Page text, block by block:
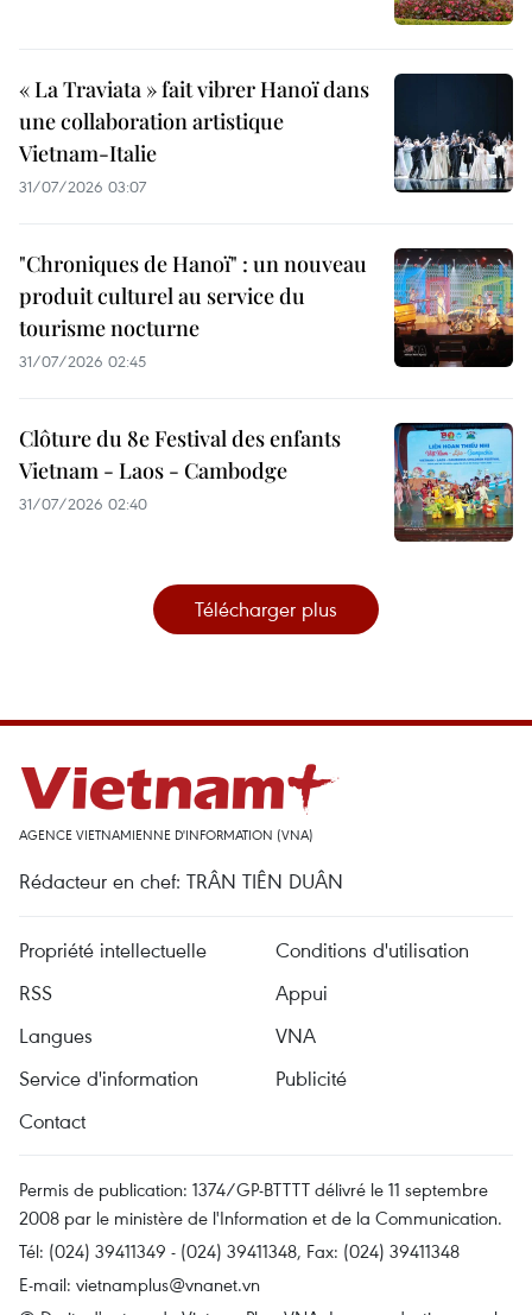
« La Traviata » fait vibrer Hanoï dans
une collaboration artistique
Vietnam-Italie
31/07/2026 03:07
"Chroniques de Hanoï" : un nouveau
produit culturel au service du
tourisme nocturne
31/07/2026 02:45
Clôture du 8e Festival des enfants
Vietnam - Laos - Cambodge
31/07/2026 02:40
Télécharger plus
AGENCE VIETNAMIENNE D'INFORMATION (VNA)
Rédacteur en chef: TRÂN TIÊN DUÂN
Propriété intellectuelle
Conditions d'utilisation
RSS
Appui
Langues
VNA
Service d'information
Publicité
Contact
Permis de publication: 1374/GP-BTTTT délivré le 11 septembre
2008 par le ministère de l'Information et de la Communication.
Tél: (024) 39411349 - (024) 39411348, Fax: (024) 39411348
E-mail: vietnamplus@vnanet.vn